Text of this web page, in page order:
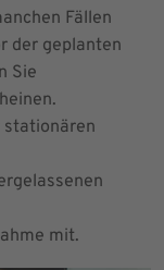
Fällen
der geplanten
Sie
stationären
mit.